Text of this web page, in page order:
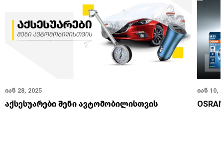
იან 28, 2025
აქსესუარები შენი ავტომობილისთვის
იან 10,